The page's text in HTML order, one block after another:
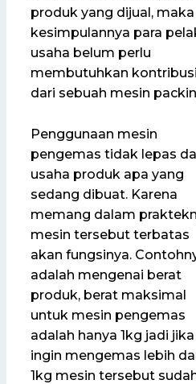
produk yang dijual, maka
kesimpulannya para
usaha belum perlu
membutuhkan kontribusi
dari sebuah mesin
Penggunaan mesin
pengemas tidak lepas
usaha produk apa yang
sedang dibuat. Karena
memang dalam
mesin tersebut terbatas
akan fungsinya.
adalah mengenai berat
produk, berat maksimal
untuk mesin pengemas
adalah hanya 1kg jadi jika
ingin mengemas lebih
1kg mesin tersebut